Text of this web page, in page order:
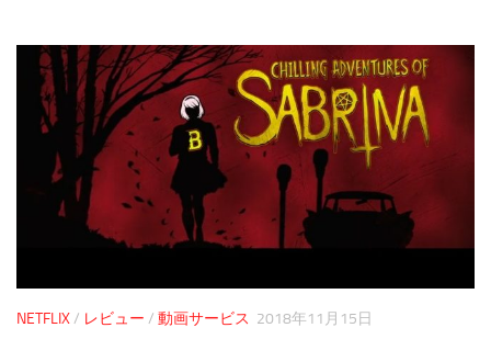
NETFLIX/ レビュー / 動画サービス 2018年11月15日